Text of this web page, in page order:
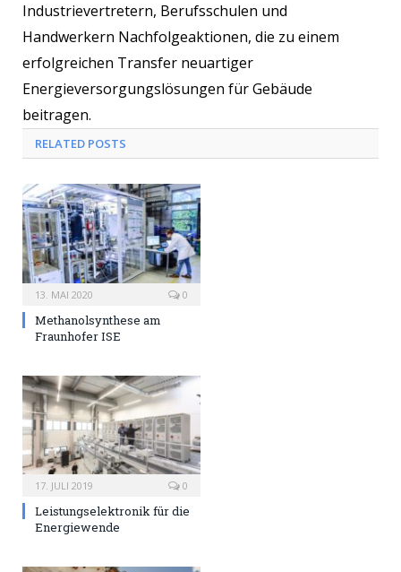
Industrievertretern, Berufsschulen und
Handwerkern Nachfolgeaktionen, die zu einem
erfolgreichen Transfer neuartiger
Energieversorgungslösungen für Gebäude
beitragen.
RELATED POSTS
13. MAI 2020 0
Methanolsynthese am
Fraunhofer ISE
17. JULI 2019 0
Leistungselektronik für die
Energiewende